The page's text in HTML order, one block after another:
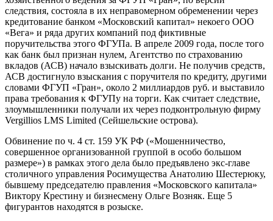
следствия, состояла в их неправомерном обременении через
кредитование банком «Московский капитал» некоего ООО
«Вега» и ряда других компаний под фиктивные
поручительства этого ФГУПа. В апреле 2009 года, после того
как банк был признан нулем, Агентство по страхованию
вкладов (АСВ) начало взыскивать долги. Не получив средств,
АСВ достигнуло взыскания с поручителя по кредиту, другими
словами ФГУП «Гран», около 2 миллиардов руб. и выставило
права требования к ФГУПу на торги. Как считает следствие,
злоумышленники получали их через подконтрольную фирму
Vergillios LMS Limited (Сейшельские острова).
Обвинение по ч. 4 ст. 159 УК РФ («Мошенничество,
совершенное организованной группой в особо большом
размере») в рамках этого дела было предъявлено экс-главе
столичного управления Росимущества Анатолию Шестерюку,
бывшему председателю правления «Московского капитала»
Виктору Крестину и бизнесмену Ольге Возняк. Еще 5
фигурантов находятся в розыске.